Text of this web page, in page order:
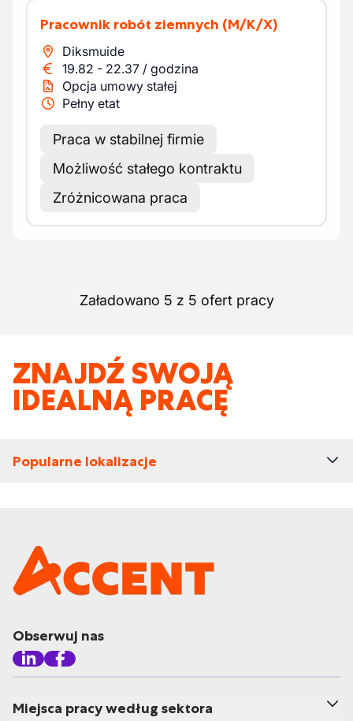
Pracownik robót ziemnych (M/K/X)
Diksmuide
19.82 - 22.37 / godzina
Opcja umowy stałej
Pełny etat
Praca w stabilnej firmie
Możliwość stałego kontraktu
Zróżnicowana praca
Załadowano 5 z 5 ofert pracy
ZNAJDŹ SWOJĄ
IDEALNĄ PRACĘ
Popularne lokalizacje
Obserwuj nas
Miejsca pracy według sektora